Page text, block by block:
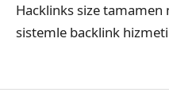
Hacklinks size
sistemle backlink